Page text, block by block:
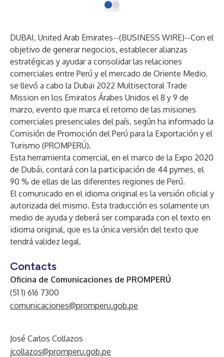
DUBAI, United Arab Emirates--(BUSINESS WIRE)--Con el
objetivo de generar negocios, establecer alianzas
estratégicas y ayudar a consolidar las relaciones
comerciales entre Perú y el mercado de Oriente Medio,
se llevó a cabo la Dubai 2022 Multisectoral Trade
Mission en los Emiratos Árabes Unidos el 8 y 9 de
marzo, evento que marca el retorno de las misiones
comerciales presenciales del país, según ha informado la
Comisión de Promoción del Perú para la Exportación y el
Turismo (PROMPERÚ).
Esta herramienta comercial, en el marco de la Expo 2020
de Dubái, contará con la participación de 44 pymes, el
90 % de ellas de las diferentes regiones de Perú.
El comunicado en el idioma original es la versión oficial y
autorizada del mismo. Esta traducción es solamente un
medio de ayuda y deberá ser comparada con el texto en
idioma original, que es la única versión del texto que
tendrá validez legal.
Contacts
Oficina de Comunicaciones de PROMPERÚ
(51 1) 616 7300
comunicaciones@promperu.gob.pe
José Carlos Collazos
jcollazos@promperu.gob.pe